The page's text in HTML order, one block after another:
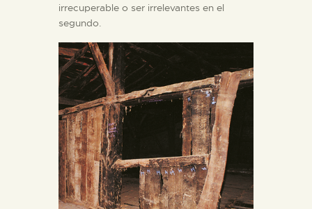
irrecuperable o ser irrelevantes en el
segundo.